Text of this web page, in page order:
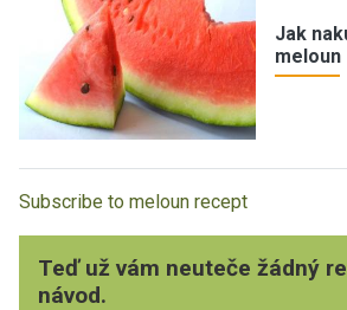
Jak
meloun
Subscribe to meloun recept
Teď už vám neuteče žádný
návod.